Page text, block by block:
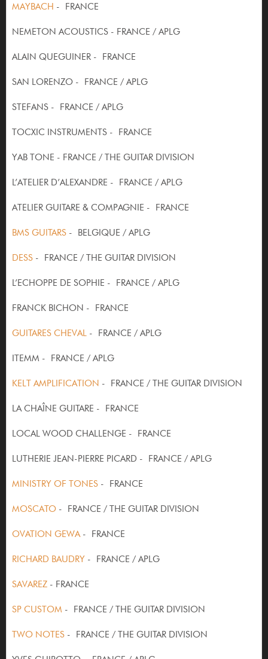
MAYBACH - FRANCE
NEMETON ACOUSTICS - FRANCE / APLG
ALAIN QUEGUINER - FRANCE
SAN LORENZO - FRANCE / APLG
STEFANS - FRANCE / APLG
TOCXIC INSTRUMENTS - FRANCE
YAB TONE - FRANCE / THE GUITAR DIVISION
L’ATELIER D’ALEXANDRE - FRANCE / APLG
ATELIER GUITARE & COMPAGNIE - FRANCE
BMS GUITARS- BELGIQUE / APLG
DESS- FRANCE / THE GUITAR DIVISION
L’ECHOPPE DE SOPHIE - FRANCE / APLG
FRANCK BICHON - FRANCE
GUITARES CHEVAL- FRANCE / APLG
ITEMM - FRANCE / APLG
KELT AMPLIFICATION - FRANCE / THE GUITAR DIVISION
LA CHAÎNE GUITARE - FRANCE
LOCAL WOOD CHALLENGE - FRANCE
LUTHERIE JEAN-PIERRE PICARD - FRANCE / APLG
MINISTRY OF TONES- FRANCE
MOSCATO- FRANCE / THE GUITAR DIVISION
OVATION GEWA- FRANCE
RICHARD BAUDRY- FRANCE / APLG
SAVAREZ- FRANCE
SP CUSTOM - FRANCE / THE GUITAR DIVISION
TWO NOTES- FRANCE / THE GUITAR DIVISION